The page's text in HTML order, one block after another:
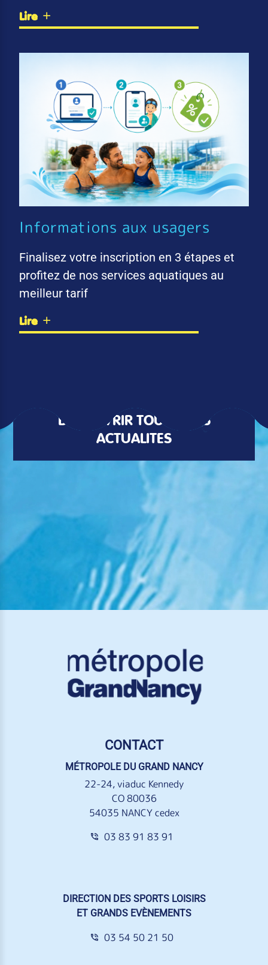
Lire
Informations aux usagers
Finalisez votre inscription en 3 étapes et
profitez de nos services aquatiques au
meilleur tarif
Lire
DÉCOUVRIR TOUTES LES
ACTUALITÉS
CONTACT
MÉTROPOLE DU GRAND NANCY
22-24, viaduc Kennedy
CO 80036
54035 NANCY cedex
03 83 91 83 91
DIRECTION DES SPORTS LOISIRS
ET GRANDS EVÈNEMENTS
03 54 50 21 50